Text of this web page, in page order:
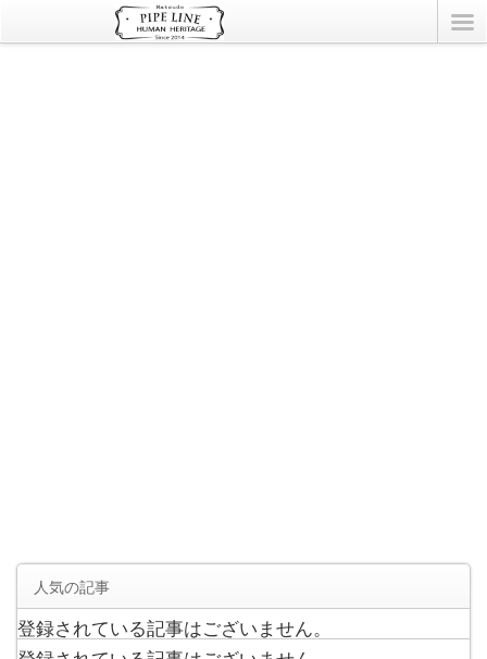
人気の記事
登録されている記事はございません。